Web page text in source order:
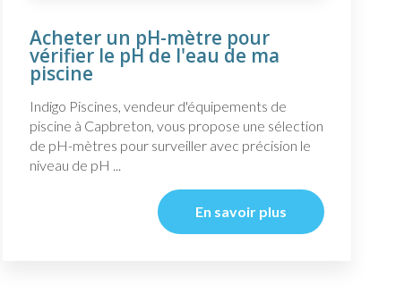
Acheter un pH-mètre pour
vérifier le pH de l'eau de ma
piscine
Indigo Piscines, vendeur d'équipements de
piscine à Capbreton, vous propose une sélection
de pH-mètres pour surveiller avec précision le
niveau de pH ...
En savoir plus